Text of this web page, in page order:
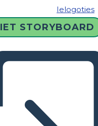
Ielogoties
STORYBOARD